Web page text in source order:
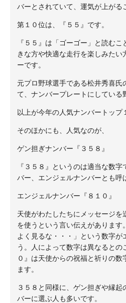
バーとされていて、運気が上がる
第１０位は、『５５』です。
『５５』は「ゴーゴー」と読む
きな方や快適な走行を楽しみた
ーです。
元プロ野球選手である松井秀喜氏
て、ナンバープレートにしている
以上が今年の人気ナンバートップ
そのほかにも、人気なのが、
ゲン担ぎナンバー『３５８』
『３５８』というのは適当な数
バー、エンジェルナンバーとも呼
エンジェルナンバー『８１０』
天使がわたしたちにメッセージを
を使うという言い伝えがあります
よく見るな・・・」という数字が
う。人によって数字は異なるとの
０』は天使からの祝福と祈りの数
ます。
３５８と同様に、ゲン担ぎや縁
バーに選ぶ人も多いです。